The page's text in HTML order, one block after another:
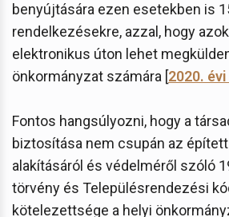
benyújtására ezen esetekben is
rendelkezésekre, azzal, hogy
elektronikus úton lehet
önkormányzat számára [2020.
Fontos hangsúlyozni, hogy a
biztosítása nem csupán az
alakításáról és védelméről szóló
törvény és Településrendezési
kötelezettsége a helyi